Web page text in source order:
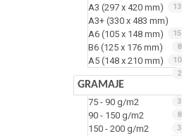
A3 (297 x 420 mm) 13
A3+ (330 x 483 mm)
15
A6 (105 x 148 mm)
8
B6 (125 x 176 mm)
10
A5 (148 x 210 mm)
2
GRAMAJE
75 - 90 g/m2 3
90 - 150 g/m2 8
150 - 200 g/m2 3